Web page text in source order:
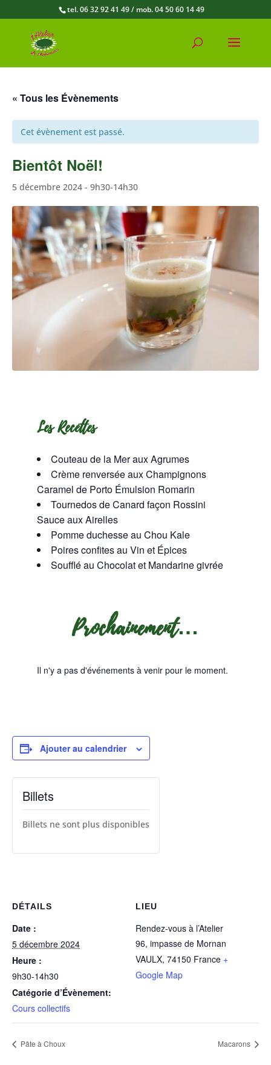
tel. 06 32 92 41 49 / mob. 04 50 60 14 49
« Tous les Évènements
Cet évènement est passé.
Bientôt Noël!
5 décembre 2024 - 9h30-14h30
Les Recettes
Couteau de la Mer aux Agrumes
Crème renversée aux Champignons
Caramel de Porto Émulsion Romarin
Tournedos de Canard façon Rossini
Sauce aux Airelles
Pomme duchesse au Chou Kale
Poires confites au Vin et Épices
Soufflé au Chocolat et Mandarine givrée
Prochainement…
Il n'y a pas d'événements à venir pour le moment.
Ajouter au calendrier
DÉTAILS
Date :
5 décembre 2024
Heure :
9h30-14h30
Catégorie d’Évènement:
Cours collectifs
LIEU
Rendez-vous à l’Atelier
96, impasse de Mornan
VAULX, 74150 France +
Google Map
Billets
Billets ne sont plus disponibles
Pâte à Choux Macarons